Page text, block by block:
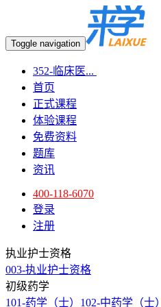
Toggle navigation
352-临床医...
首页
正式课程
体验课程
免费资料
题库
资讯
400-118-6070
登录
注册
执业护士资格
003-执业护士资格
初级药学
101-药学（士） 102-中药学（士）